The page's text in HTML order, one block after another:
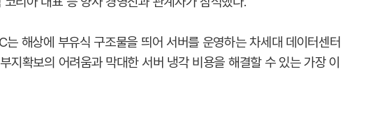
해상에 부유식 구조물을 띄어 서버를 운영하는 차세대 데이터센터
지확보의 어려움과 막대한 서버 냉각 비용을 해결할 수 있는 가장 이